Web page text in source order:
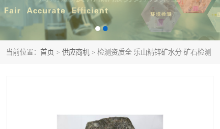
当前位置： 首页 > 供应商机 > 检测资质全 乐山精锌矿水分 矿石检测
防护网检测 磁性检测
无损检测 燃烧等级检测
可靠性检测 产品检测